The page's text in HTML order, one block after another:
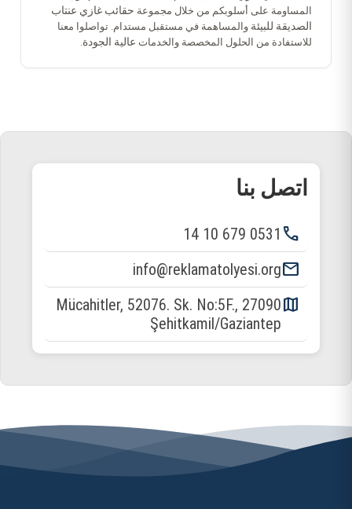
المساومة على أسلوبكم من خلال مجموعة حقائب غازي عنتاب
الصديقة للبيئة والمساهمة في مستقبل مستدام. تواصلوا معنا
للاستفادة من الحلول المخصصة والخدمات عالية الجودة.
اتصل بنا
phone
0531 679 10 14
email
info@reklamatolyesi.org
map
Mücahitler, 52076. Sk. No:5F., 27090
Şehitkamil/Gaziantep